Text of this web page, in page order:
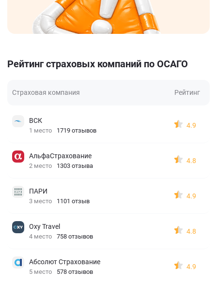
Рейтинг страховых компаний по ОСАГО
Страховая компания Рейтинг
ВСК
1 место 1719 отзывов
4.9
АльфаСтрахование
2 место 1303 отзыва
4.8
ПАРИ
3 место 1101 отзыв
4.9
Oxy Travel
4 место 758 отзывов
4.8
Абсолют Страхование
5 место 578 отзывов
4.9